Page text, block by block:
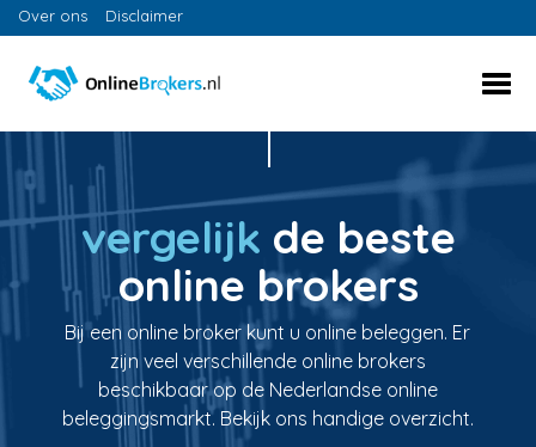
Over ons Disclaimer
vergelijk de beste
online brokers
Bij een online broker kunt u online beleggen. Er
zijn veel verschillende online brokers
beschikbaar op de Nederlandse online
beleggingsmarkt. Bekijk ons handige overzicht.